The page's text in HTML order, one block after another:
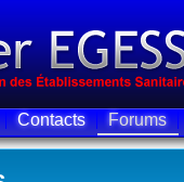
Contacts Forums